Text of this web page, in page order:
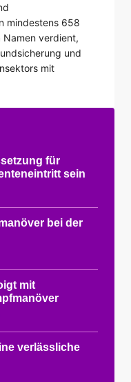
mindestens 658
Namen verdient,
und
mit
für
sein
bei der
mit
verlässliche